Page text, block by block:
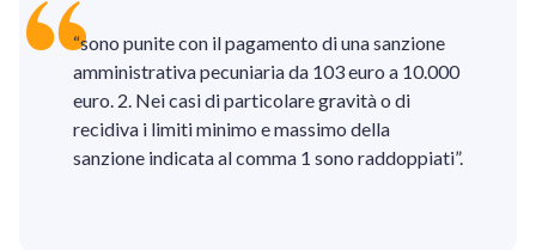
“sono punite con il pagamento di una sanzione
amministrativa pecuniaria da 103 euro a 10.000
euro. 2. Nei casi di particolare gravità o di
recidiva i limiti minimo e massimo della
sanzione indicata al comma 1 sono raddoppiati”.